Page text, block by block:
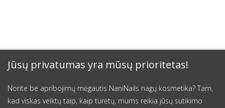
Jūsų privatumas yra mūsų prioritetas!
Norite be apribojimų mėgautis NaniNails nagų kosmetika? Tam,
kad viskas veiktų taip, kaip turėtų, mums reikia jūsų sutikimo